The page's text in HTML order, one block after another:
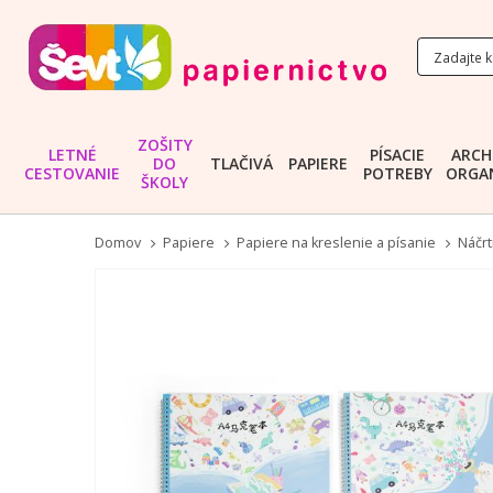
LETNÉ
CESTOVANIE
ZOŠITY
DO
ŠKOLY
TLAČIVÁ PAPIERE
PÍSACIE
POTREBY
Domov Papiere Papiere na kreslenie a písanie